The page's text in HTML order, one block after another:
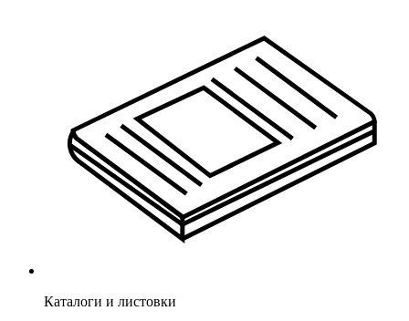
Каталоги и листовки